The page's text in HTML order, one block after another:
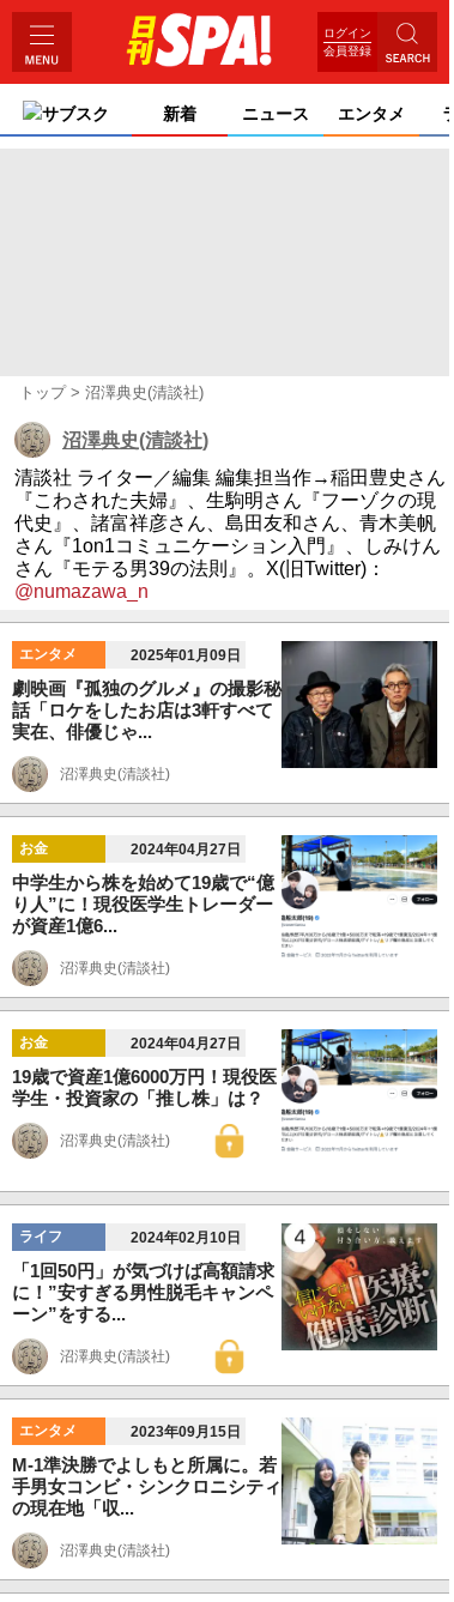
ログイン
会員登録
サブスク 新着 ニュース エンタメ
トップ 沼澤典史(清談社)
沼澤典史(清談社)
清談社 ライター／編集 編集担当作→稲田豊史さん
『こわされた夫婦』、生駒明さん『フーゾクの現
代史』、諸富祥彦さん、島田友和さん、青木美帆
さん『1on1コミュニケーション入門』、しみけん
さん『モテる男39の法則』。X(旧Twitter)：
@numazawa_n
エンタメ 2025年01月09日
劇映画『孤独のグルメ』の撮影秘
話「ロケをしたお店は3軒すべて
実在、俳優じゃ...
沼澤典史(清談社)
お金 2024年04月27日
中学生から株を始めて19歳で“億
り人”に！現役医学生トレーダー
が資産1億6...
沼澤典史(清談社)
お金 2024年04月27日
19歳で資産1億6000万円！現役医
学生・投資家の「推し株」は？
沼澤典史(清談社)
ライフ 2024年02月10日
「1回50円」が気づけば高額請求
に！”安すぎる男性脱毛キャンペ
ーン”をする...
沼澤典史(清談社)
エンタメ 2023年09月15日
M-1準決勝でよしもと所属に。若
手男女コンビ・シンクロニシティ
の現在地「収...
沼澤典史(清談社)